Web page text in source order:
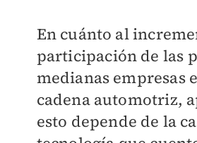
En cuánto al
participación de las
medianas empresas
cadena automotriz,
esto depende de la